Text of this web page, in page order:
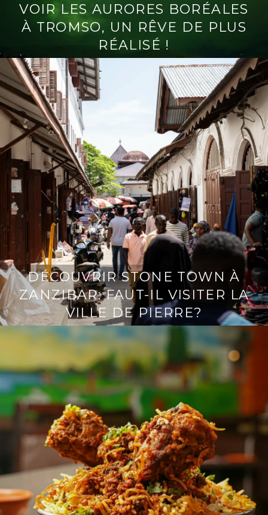
VOIR LES AURORES BORÉALES
À TROMSO, UN RÊVE DE PLUS
RÉALISÉ !
DÉCOUVRIR STONE TOWN À
ZANZIBAR: FAUT-IL VISITER LA
VILLE DE PIERRE?